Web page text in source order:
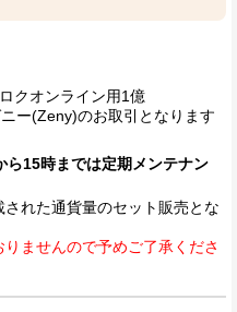
クオンライン用1億
ー(Zeny)のお取引となります
ら15時までは定期メンテナン
れた通貨量のセット販売とな
ませんので予めご了承くださ